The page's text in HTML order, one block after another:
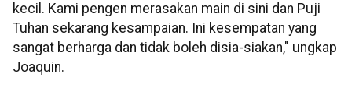
kecil. Kami pengen merasakan main di sini dan Puji
Tuhan sekarang kesampaian. Ini kesempatan yang
sangat berharga dan tidak boleh disia-siakan," ungkap
Joaquin.